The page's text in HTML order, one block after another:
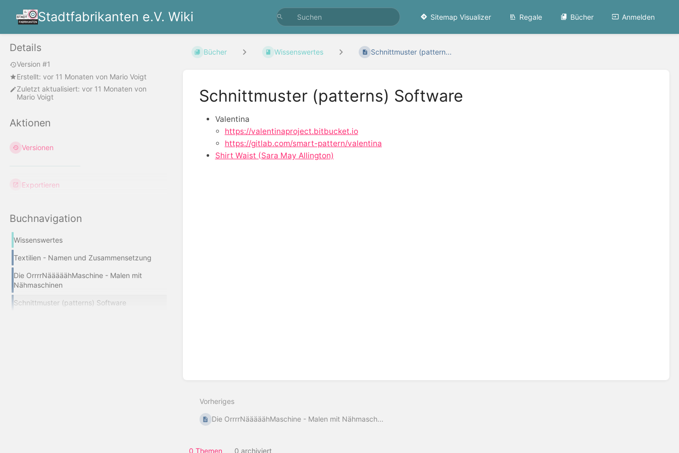
Stadtfabrikanten e.V. Wiki Sitemap Visualizer Regale Bücher Anmelden
Details
Version #1
Erstellt: vor 11 Monaten von Mario Voigt
Zuletzt aktualisiert: vor 11 Monaten von
Mario Voigt
Aktionen
Versionen
Exportieren
Buchnavigation
Wissenswertes
Textilien - Namen und Zusammensetzung
Die OrrrrNääääähMaschine - Malen mit
Nähmaschinen
Schnittmuster (patterns) Software
Bücher Wissenswertes Schnittmuster (pattern...
Schnittmuster (patterns) Software
Valentina
https://valentinaproject.bitbucket.io
https://gitlab.com/smart-pattern/valentina
Shirt Waist (Sara May Allington)
Vorheriges
Die OrrrrNääääähMaschine - Malen mit Nähmasch...
0 Themen 0 archiviert